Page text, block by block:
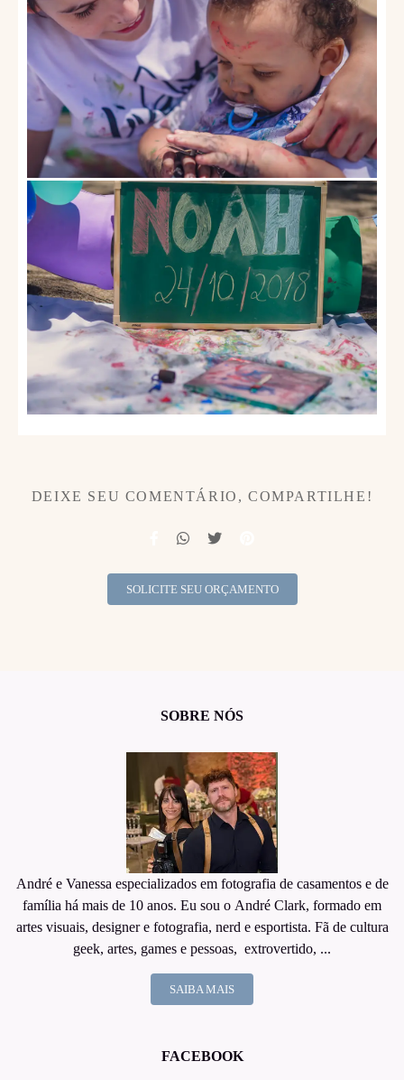
DEIXE SEU COMENTÁRIO, COMPARTILHE!
SOLICITE SEU ORÇAMENTO
SOBRE NÓS
André e Vanessa especializados em fotografia de casamentos e de
família há mais de 10 anos. Eu sou o André Clark, formado em
artes visuais, designer e fotografia, nerd e esportista. Fã de cultura
geek, artes, games e pessoas, extrovertido, ...
SAIBA MAIS
FACEBOOK